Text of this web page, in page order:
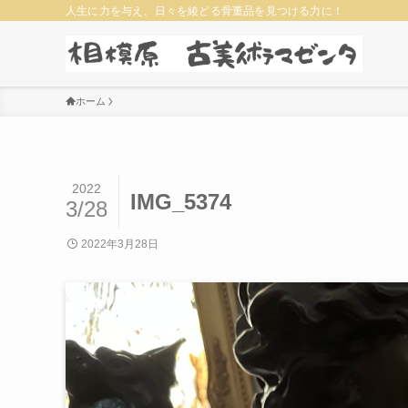
人生に力を与え、日々を綾どる骨董品を見つける力に！
ホーム
IMG_5374
2022
3/28
2022年3月28日